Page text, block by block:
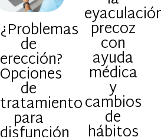
¿Problemas
de
erección?
Opciones
de
tratamiento
para
precoz
con
ayuda
médica
y
cambios
de